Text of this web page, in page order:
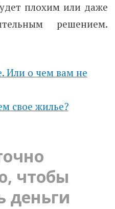
плохим или даже
решением.
Или о чем вам не
свое жилье?
чтобы
деньги